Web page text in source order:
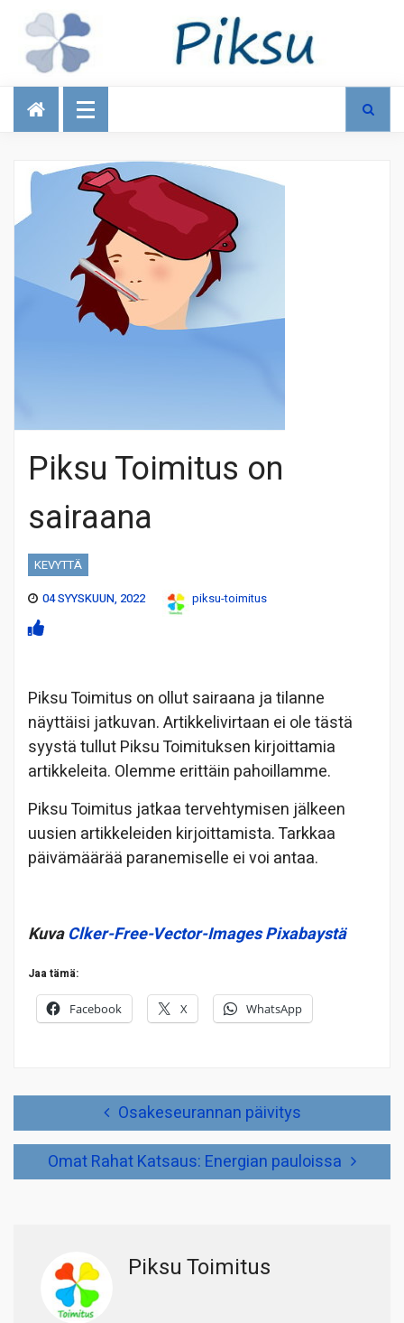
Talous
Piksu Toimitus on
sairaana
KEVYTTÄ
04 SYYSKUUN, 2022
piksu-toimitus
Piksu Toimitus on ollut sairaana ja tilanne
näyttäisi jatkuvan. Artikkelivirtaan ei ole tästä
syystä tullut Piksu Toimituksen kirjoittamia
artikkeleita. Olemme erittäin pahoillamme.
Piksu Toimitus jatkaa tervehtymisen jälkeen
uusien artikkeleiden kirjoittamista. Tarkkaa
päivämäärää paranemiselle ei voi antaa.
KuvaClker-Free-Vector-ImagesPixabaystä
Jaa tämä:
Facebook X WhatsApp
Osakeseurannan päivitys
Omat Rahat Katsaus: Energian pauloissa
Piksu Toimitus